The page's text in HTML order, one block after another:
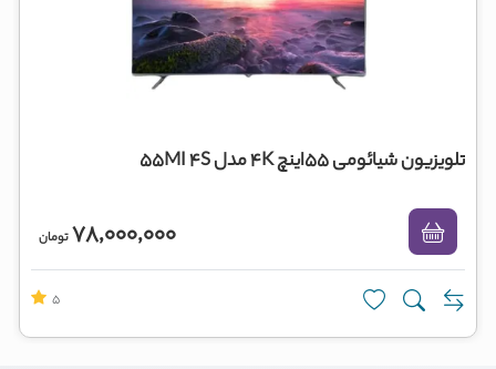
تلویزیون شیائومی 55اینچ 4K مدل 55MI 4S
78,000,000 تومان
5